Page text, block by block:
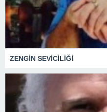
ZENGİN SEVİCİLİĞİ